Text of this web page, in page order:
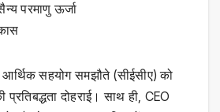
परमाणु ऊर्जा
सहयोग समझौते (सीईसीए) को
दोहराई। साथ ही, CEO